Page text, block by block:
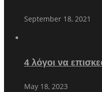
September 18, 2021
4 λόγοι να
May 18, 2023